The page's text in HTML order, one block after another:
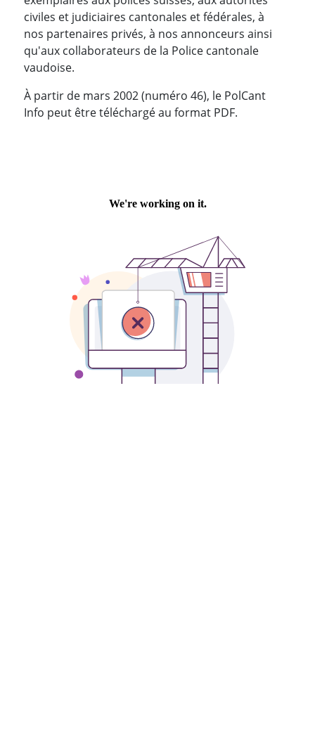
civiles et judiciaires cantonales et fédérales, à
nos partenaires privés, à nos annonceurs ainsi
qu'aux collaborateurs de la Police cantonale
vaudoise.
À partir de mars 2002 (numéro 46), le PolCant
Info peut être téléchargé au format PDF.